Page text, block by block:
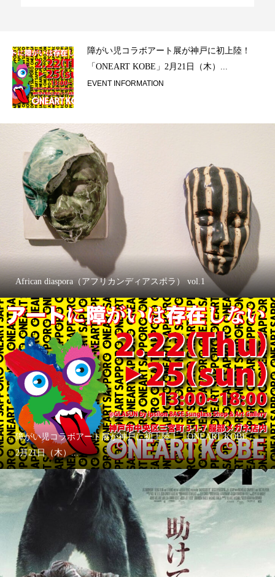
障がい児コラボアート展が神戸に初上陸！
「ONEART KOBE」2月21日（木）...
EVENT INFORMATION
African diaspora（アフリカンディアスポラ） vol.1
障がい児コラボアート展が神戸に初上陸！「ONEART KOBE」
2月21日（木）...